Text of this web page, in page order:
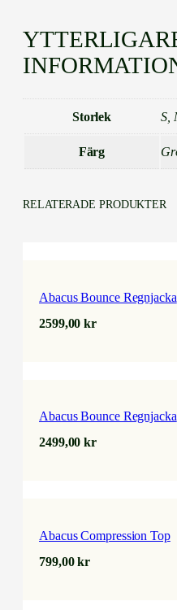
Storlek S,
Färg
RELATERADE PRODUKTER
Abacus Bounce Regnjacka
2599,00kr
Abacus Bounce Regnjacka
2499,00kr
Abacus Compression Top
799,00kr